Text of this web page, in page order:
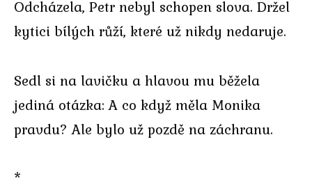
Odcházela, Petr nebyl schopen slova. Držel
kytici bílých růží, které už nikdy nedaruje.
Sedl si na lavičku a hlavou mu běžela
jediná otázka: A co když měla Monika
pravdu? Ale bylo už pozdě na záchranu.
*